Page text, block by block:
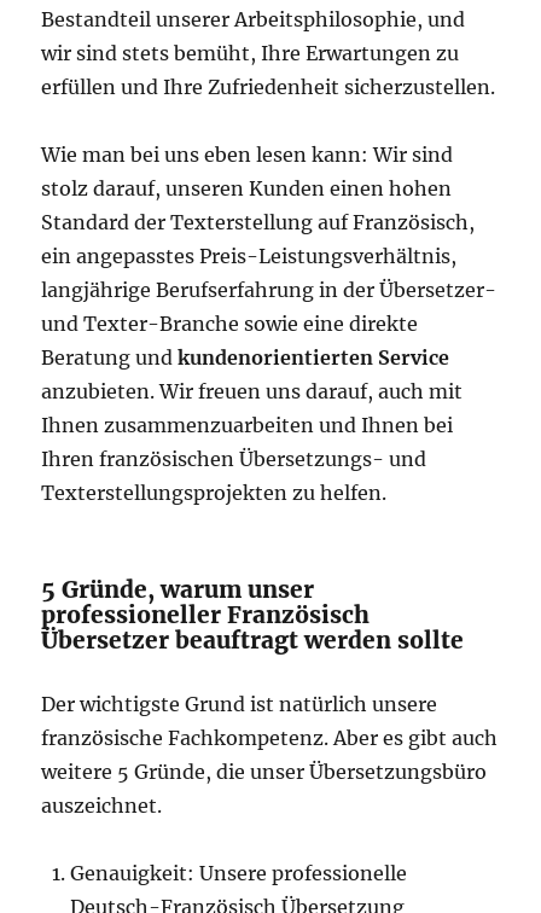
Bestandteil unserer Arbeitsphilosophie, und
wir sind stets bemüht, Ihre Erwartungen zu
erfüllen und Ihre Zufriedenheit sicherzustellen.
Wie man bei uns eben lesen kann: Wir sind
stolz darauf, unseren Kunden einen hohen
Standard der Texterstellung auf Französisch,
ein angepasstes Preis-Leistungsverhältnis,
langjährige Berufserfahrung in der Übersetzer-
und Texter-Branche sowie eine direkte
Beratung undkundenorientierten Service
anzubieten. Wir freuen uns darauf, auch mit
Ihnen zusammenzuarbeiten und Ihnen bei
Ihren französischen Übersetzungs- und
Texterstellungsprojekten zu helfen.
5 Gründe, warum unser
professioneller Französisch
Übersetzer beauftragt werden sollte
Der wichtigste Grund ist natürlich unsere
französische Fachkompetenz. Aber es gibt auch
weitere 5 Gründe, die unser Übersetzungsbüro
auszeichnet.
Genauigkeit: Unsere professionelle
Deutsch-Französisch Übersetzung